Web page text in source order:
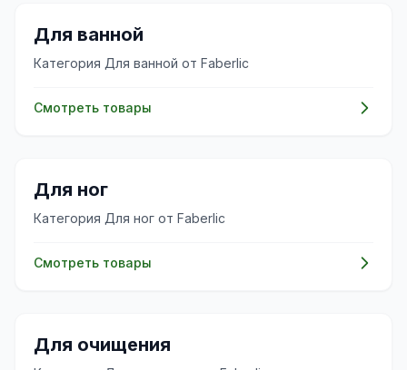
✨
Для ванной
Категория Для ванной от Faberlic
Смотреть товары
✨
Для ног
Категория Для ног от Faberlic
Смотреть товары
✨
Для очищения